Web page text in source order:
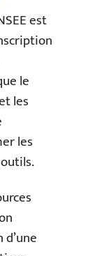
est
le
les
les